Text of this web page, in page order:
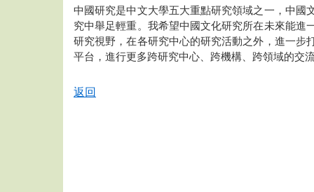
中國研究是中文大學五大重點研究領域之一，中國
究中舉足輕重。我希望中國文化研究所在未來能進
研究視野，在各研究中心的研究活動之外，進一步
平台，進行更多跨研究中心、跨機構、跨領域的交
返回